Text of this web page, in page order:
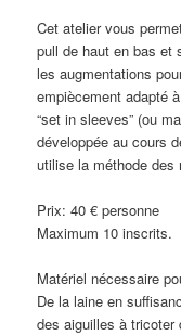
Cet atelier vous
pull de haut en bas et
les augmentations
empiècement adapté
“set in sleeves” (ou
développée au cours
utilise la méthode des
Prix: 40 € personne
Maximum 10 inscrits.
Matériel nécessaire
De la laine en
des aiguilles à tricoter